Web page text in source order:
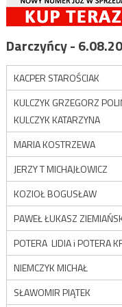
Darczyńcy -
KACPER STAROŚCIAK
KULCZYK GRZEGORZ
KULCZYK KATARZYNA
MARIA KOSTRZEWA
JERZY T MICHAJŁOWICZ
KOZIOŁ BOGUSŁAW
PAWEŁ ŁUKASZ
POTERA LIDIA i POTERA
NIEMCZYK MICHAŁ
SŁAWOMIR PIĄTEK